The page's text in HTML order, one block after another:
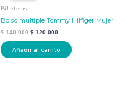
Billeteras
Bolso multiple Tommy Hilfiger Mujer
$140.000 $ 120.000
Añadir al carrito